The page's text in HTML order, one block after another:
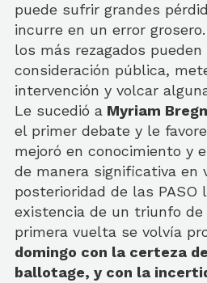
puede sufrir grandes
incurre en un error
los más rezagados
consideración pública,
intervención y volcar
Le sucedió a Myriam
el primer debate y le
mejoró en conocimiento y
de manera significativa en
posterioridad de las PASO
existencia de un triunfo de
primera vuelta se volvía
domingo con la certeza
ballotage, y con la